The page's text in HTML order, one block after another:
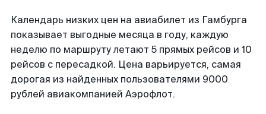
Календарь низких цен на авиабилет из Гамбурга
показывает выгодные месяца в году, каждую
неделю по маршруту летают 5 прямых рейсов и 10
рейсов с пересадкой. Цена варьируется, самая
дорогая из найденных пользователями 9000
рублей авиакомпанией Аэрофлот.